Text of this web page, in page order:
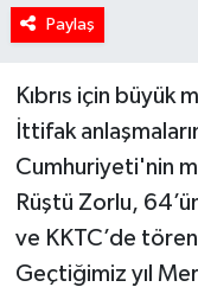
Paylaş
Kıbrıs için büyük
İttifak
Cumhuriyeti'nin
Rüştü Zorlu,
ve KKTC’de
Geçtiğimiz yıl